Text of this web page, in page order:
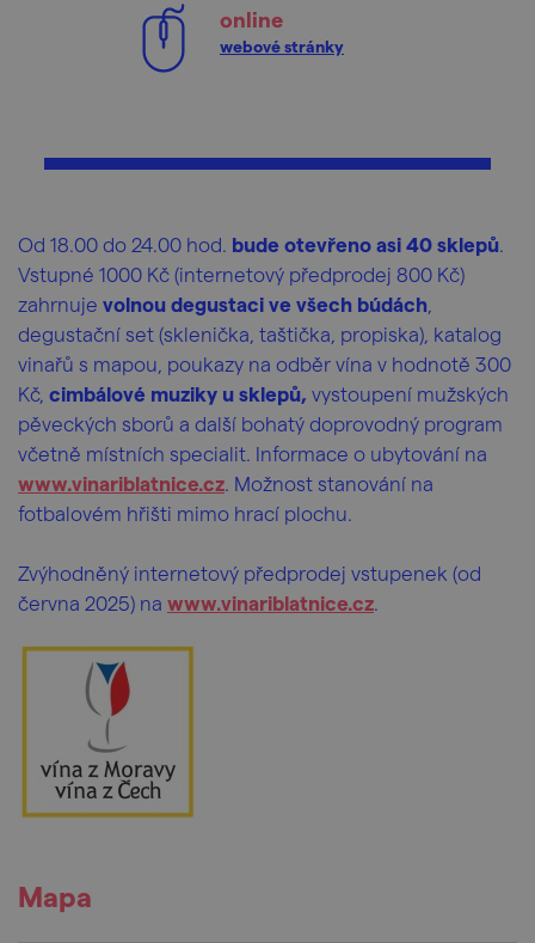
online
webové stránky
Od 18.00 do 24.00 hod. bude otevřeno asi 40 sklepů.
Vstupné 1000 Kč (internetový předprodej 800 Kč)
zahrnuje volnou degustaci ve všech búdách
degustační set (sklenička, taštička, propiska), katalog
vinařů s mapou, poukazy na odběr vína v hodnotě 300
Kč, cimbálové muziky u sklepů, vystoupení mužských
pěveckých sborů a další bohatý doprovodný program
včetně místních specialit. Informace o ubytování na
www.vinariblatnice.cz. Možnost stanování na
fotbalovém hřišti mimo hrací plochu.
Zvýhodněný internetový předprodej vstupenek (od
června 2025) na www.vinariblatnice.cz.
Mapa